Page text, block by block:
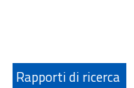
Rapporti di ricerca